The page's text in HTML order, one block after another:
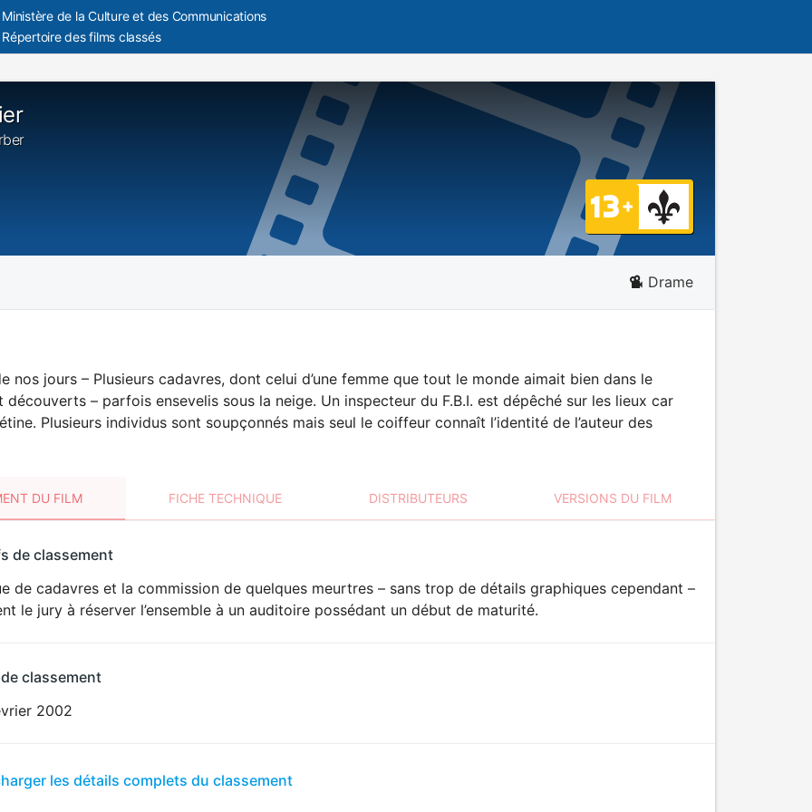
Ministère de la Culture et des Communications
Répertoire des films classés
Drame
nos jours – Plusieurs cadavres, dont celui d’une femme que tout le monde aimait bien dans le
découverts – parfois ensevelis sous la neige. Un inspecteur du F.B.I. est dépêché sur les lieux car
Plusieurs individus sont soupçonnés mais seul le coiffeur connaît l’identité de l’auteur des
DU FILM FICHE TECHNIQUE DISTRIBUTEURS VERSIONS DU FILM
de classement
de cadavres et la commission de quelques meurtres – sans trop de détails graphiques cependant –
le jury à réserver l’ensemble à un auditoire possédant un début de maturité.
classement
2002
les détails complets du classement